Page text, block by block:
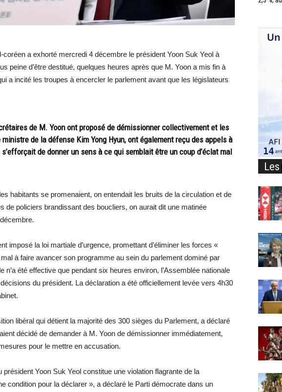
coréen a exhorté mercredi 4 décembre le président Yoon Suk Yeol à
peine d’être destitué, quelques heures après que M. Yoon a mis fin à
a incité les troupes à encercler le parlement avant que les législateurs
de M. Yoon ont proposé de démissionner collectivement et les
de la défense Kim Yong Hyun, ont également reçu des appels à
de donner un sens à ce qui semblait être un coup d’éclat mal
habitants se promenaient, on entendait les bruits de la circulation et de
de policiers brandissant des boucliers, on aurait dit une matinée
imposé la loi martiale d’urgence, promettant d’éliminer les forces «
à faire avancer son programme au sein du parlement dominé par
n’a été effective que pendant six heures environ, l’Assemblée nationale
du président. La déclaration a été officiellement levée vers 4h30
libéral qui détient la majorité des 300 sièges du Parlement, a déclaré
décidé de demander à M. Yoon de démissionner immédiatement,
pour le mettre en accusation.
président Yoon Suk Yeol constitue une violation flagrante de la
condition pour la déclarer », a déclaré le Parti démocrate dans un